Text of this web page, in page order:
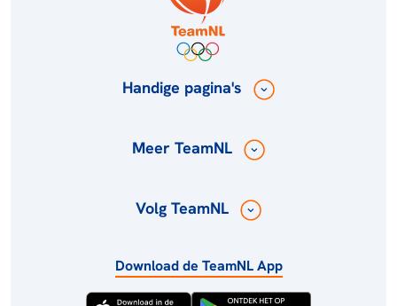
Handige pagina's
Meer TeamNL
Volg TeamNL
Download de TeamNL App